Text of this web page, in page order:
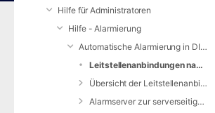
Hilfe für Administratoren
Hilfe - Alarmierung
Automatische Alarmierung in DIVERA 24/7
Leitstellenanbindungen nach Bundesland
Übersicht der Leitstellenanbindungen
Alarmserver zur serverseitigen E-Mail-Auswertung